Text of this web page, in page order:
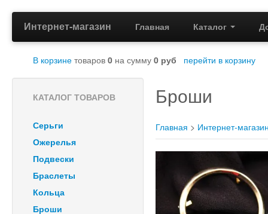
Интернет-магазин Главная Каталог
В корзине товаров 0 на сумму 0 руб перейти в корзину
КАТАЛОГ ТОВАРОВ
Серьги
Ожерелья
Подвески
Браслеты
Кольца
Броши
Броши
Главная > Интернет-